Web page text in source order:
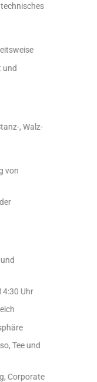
und
, Walz-
von
Uhr
Tee und
Corporate